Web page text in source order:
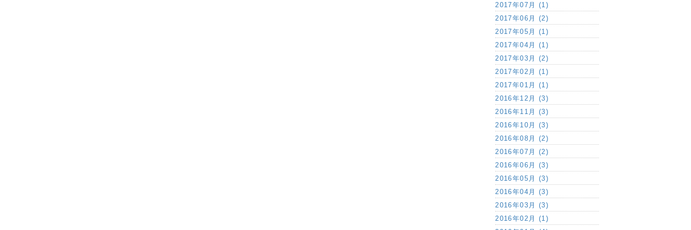
2017年07月 (1)
2017年06月 (2)
2017年05月 (1)
2017年04月 (1)
2017年03月 (2)
2017年02月 (1)
2017年01月 (1)
2016年12月 (3)
2016年11月 (3)
2016年10月 (3)
2016年08月 (2)
2016年07月 (2)
2016年06月 (3)
2016年05月 (3)
2016年04月 (3)
2016年03月 (3)
2016年02月 (1)